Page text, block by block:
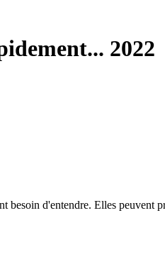
2022
besoin d'entendre. Elles